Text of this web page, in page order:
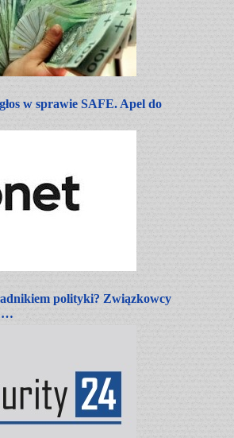
w sprawie SAFE. Apel do
polityki? Związkowcy
…